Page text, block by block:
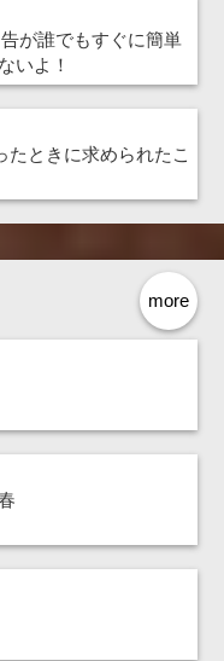
が誰でもすぐに簡単
いよ！
たときに求められたこ
more